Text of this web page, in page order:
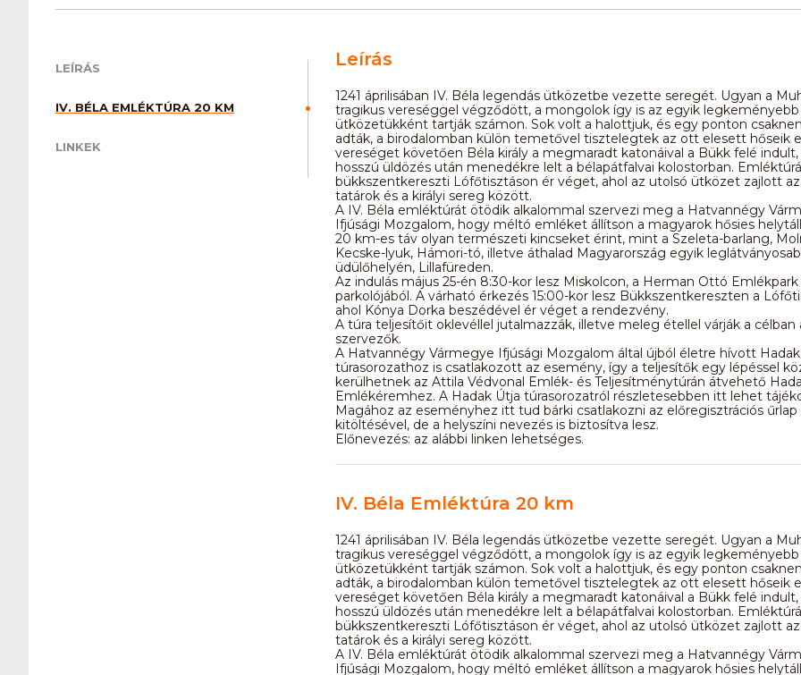
LEÍRÁS
IV. BÉLA EMLÉKTÚRA 20 KM
LINKEK
Leírás
1241 áprilisában IV. Béla legendás ütközetbe vezette seregét. Ugyan a
tragikus vereséggel végződött, a mongolok így is az egyik legkeményebb
ütközetükként tartják számon. Sok volt a halottjuk, és egy ponton
adták, a birodalomban külön temetővel tisztelegtek az ott elesett hőseik
vereséget követően Béla király a megmaradt katonáival a Bükk felé indult,
hosszú üldözés után menedékre lelt a bélapátfalvai kolostorban.
bükkszentkereszti Lófőtisztáson ér véget, ahol az utolsó ütközet zajlott
tatárok és a királyi sereg között.
A IV. Béla emléktúrát ötödik alkalommal szervezi meg a Hatvannégy
Ifjúsági Mozgalom, hogy méltó emléket állítson a magyarok hősies
20 km-es táv olyan természeti kincseket érint, mint a Szeleta-barlang,
Kecske-lyuk, Hámori-tó, illetve áthalad Magyarország egyik
üdülőhelyén, Lillafüreden.
Az indulás május 25-én 8:30-kor lesz Miskolcon, a Herman Ottó Emlékpark
parkolójából. A várható érkezés 15:00-kor lesz Bükkszentkereszten a
ahol Kónya Dorka beszédével ér véget a rendezvény.
A túra teljesítőit oklevéllel jutalmazzák, illetve meleg étellel várják a célban
szervezők.
A Hatvannégy Vármegye Ifjúsági Mozgalom által újból életre hívott
túrasorozathoz is csatlakozott az esemény, így a teljesítők egy lépéssel
kerülhetnek az Attila Védvonal Emlék- és Teljesítménytúrán átvehető
Emlékéremhez. A Hadak Útja túrasorozatról részletesebben itt lehet
Magához az eseményhez itt tud bárki csatlakozni az előregisztrációs űrlap
kitöltésével, de a helyszíni nevezés is biztosítva lesz.
Előnevezés: az alábbi linken lehetséges.
IV. Béla Emléktúra 20 km
1241 áprilisában IV. Béla legendás ütközetbe vezette seregét. Ugyan a
tragikus vereséggel végződött, a mongolok így is az egyik legkeményebb
ütközetükként tartják számon. Sok volt a halottjuk, és egy ponton
adták, a birodalomban külön temetővel tisztelegtek az ott elesett hőseik
vereséget követően Béla király a megmaradt katonáival a Bükk felé indult,
hosszú üldözés után menedékre lelt a bélapátfalvai kolostorban.
bükkszentkereszti Lófőtisztáson ér véget, ahol az utolsó ütközet zajlott
tatárok és a királyi sereg között.
A IV. Béla emléktúrát ötödik alkalommal szervezi meg a Hatvannégy
Ifjúsági Mozgalom, hogy méltó emléket állítson a magyarok hősies